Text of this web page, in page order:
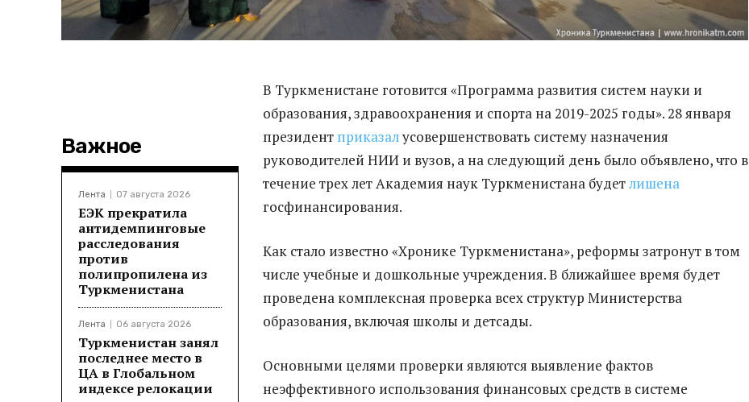
Важное
Лента 07 августа 2026
ЕЭК прекратила
антидемпинговые
расследования
против
полипропилена из
Туркменистана
Лента 06 августа 2026
Туркменистан занял
последнее место в
ЦА в Глобальном
индексе релокации
В Туркменистане готовится «Программа развития систем науки и
образования, здравоохранения и спорта на 2019-2025 годы». 28 января
президент приказалусовершенствовать систему назначения
руководителей НИИ и вузов, а на следующий день было объявлено, что в
течение трех лет Академия наук Туркменистана будетлишена
госфинансирования.
Как стало известно «Хронике Туркменистана», реформы затронут в том
числе учебные и дошкольные учреждения. В ближайшее время будет
проведена комплексная проверка всех структур Министерства
образования, включая школы и детсады.
Основными целями проверки являются выявление фактов
неэффективного использования финансовых средств в системе